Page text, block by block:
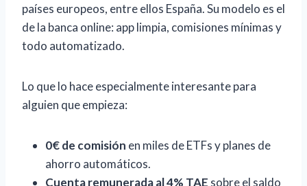
países europeos, entre ellos España. Su modelo es el
de la banca online: app limpia, comisiones mínimas y
todo automatizado.
Lo que lo hace especialmente interesante para
alguien que empieza:
0€ de comisión en miles de ETFs y planes de
ahorro automáticos.
Cuenta remunerada al 4% TAE sobre el saldo